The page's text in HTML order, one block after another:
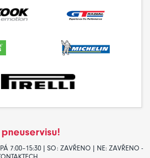
7:00–15:30 | SO: ZAVŘENO | NE: ZAVŘENO -